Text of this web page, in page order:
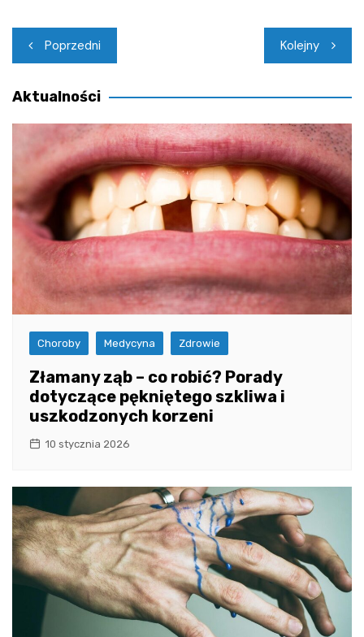
Nawigacja
wpisu
Poprzedni Kolejny
Aktualności
Choroby Medycyna Zdrowie
Złamany ząb – co robić? Porady
dotyczące pękniętego szkliwa i
uszkodzonych korzeni
10 stycznia 2026